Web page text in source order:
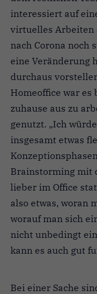
interessiert auf
virtuelles Arbeiten
nach Corona noch
eine Veränderung
durchaus
Homeoffice war
zuhause aus zu
genutzt. „Ich
insgesamt etwas
Brainstorming mit
lieber im Office
also etwas, woran
worauf man sich
nicht unbedingt
kann es auch gut
Bei einer Sache